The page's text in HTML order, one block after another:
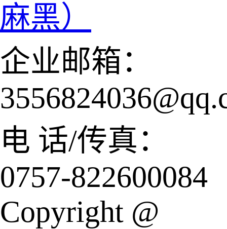
麻黑）
企业邮箱：
电 话/传真：
0757-822600084
Copyright @